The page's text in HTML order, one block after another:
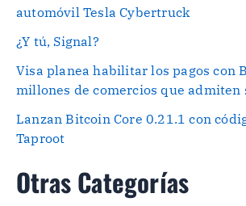
automóvil Tesla Cybertruck
¿Y tú, Signal?
Visa planea habilitar los pagos con
millones de comercios que admiten
Lanzan Bitcoin Core 0.21.1 con
Taproot
Otras Categorías